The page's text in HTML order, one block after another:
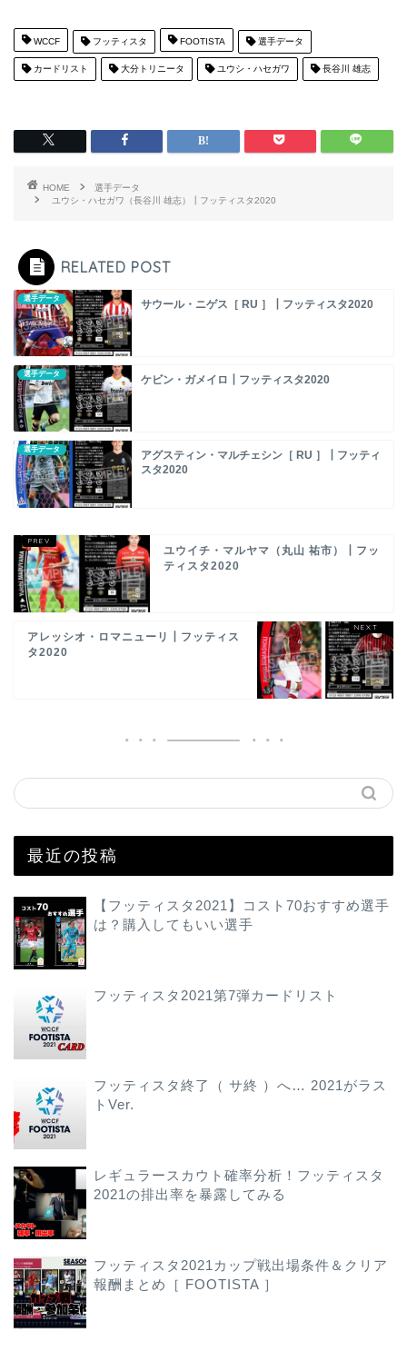
WCCF フッティスタ FOOTISTA 選手データ
カードリスト 大分トリニータ ユウシ・ハセガワ 長谷川 雄志
HOME
選手データ
ユウシ・ハセガワ（長谷川 雄志）┃フッティスタ2020
RELATED POST
選手データ サウール・ニゲス［ RU ］┃フッティスタ2020
選手データ ケビン・ガメイロ┃フッティスタ2020
選手データ
アグスティン・マルチェシン［ RU ］┃フッティ
スタ2020
ユウイチ・マルヤマ（丸山 祐市）┃フッ
ティスタ2020
アレッシオ・ロマニューリ┃フッティス
タ2020
最近の投稿
【フッティスタ2021】コスト70おすすめ選手
は？購入してもいい選手
フッティスタ2021第7弾カードリスト
フッティスタ終了（ サ終 ）へ… 2021がラス
トVer.
レギュラースカウト確率分析！フッティスタ
2021の排出率を暴露してみる
フッティスタ2021カップ戦出場条件＆クリア
報酬まとめ［ FOOTISTA ］